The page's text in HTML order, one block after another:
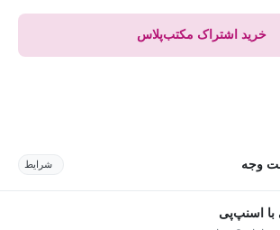
خرید اشتراک مکتب‌پلاس
وجه شرایط
اسنپ‌پی